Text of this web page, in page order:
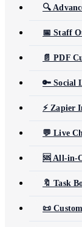
🔍
📅 Staff
📄 PDF
🔑 Social
⚡ Zapier
💬 Live
🆘 All-in-
🔖 Task
📜